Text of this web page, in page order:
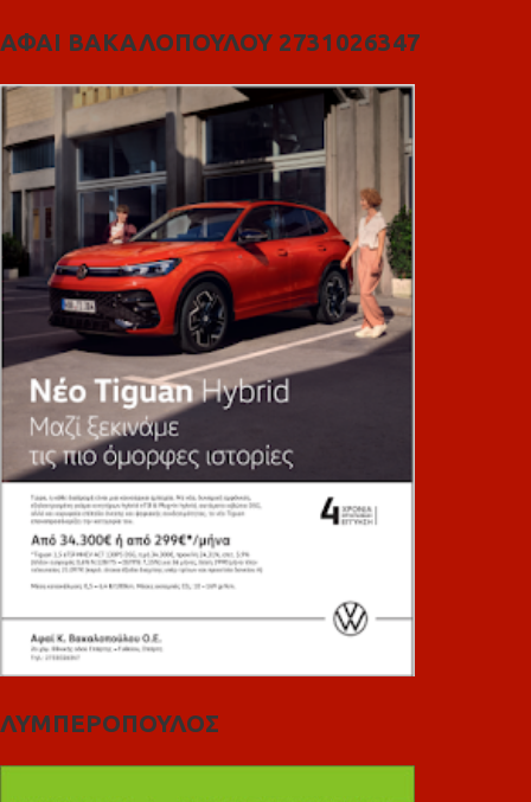
ΑΦΑΙ ΒΑΚΑΛΟΠΟΥΛΟΥ 2731026347
ΛΥΜΠΕΡΟΠΟΥΛΟΣ